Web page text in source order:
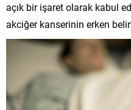
açık bir işaret olarak kabul
akciğer kanserinin erken